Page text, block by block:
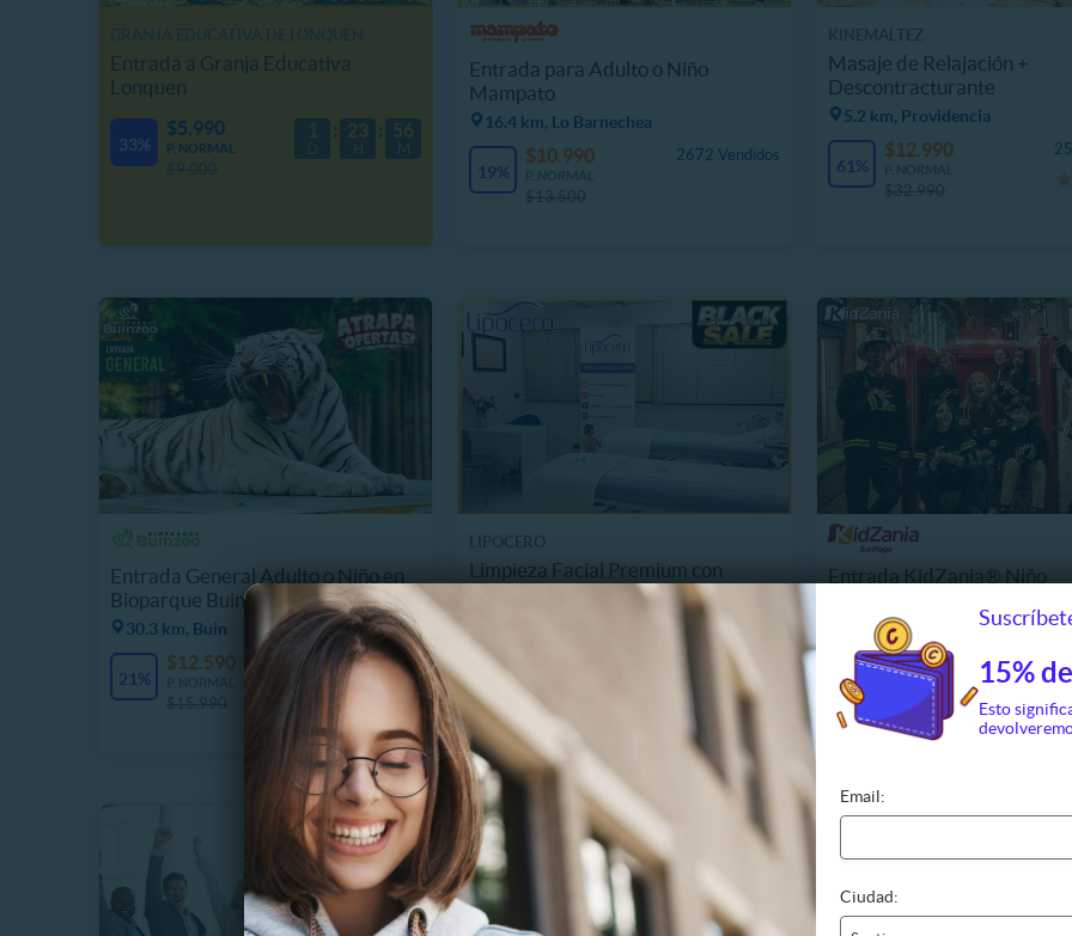
Entrada a Granja Educativa
Lonquen
33%
1 23 56
$5.990
P. NORMAL
Entrada para Adulto o Niño
Mampato
16.4 km, Lo Barnechea
19%
2672 Vendidos
$10.990
Masaje de Relajación +
Descontracturante
5.2 km, Providencia
61%
$12.990
Entrada General Adulto o Niño en
Bioparque Buinzoo
30.3 km, Buin
21%
11380 Vendidos
$12.590
Limpieza Facial Premium con
Peeling + Alta Frecuencia y Más!
58% Últimas unidades
Entrada KidZania® Niño
13%
$19.990
P. NORMAL
$22.950 15%
Esto
Email:
Ciudad: